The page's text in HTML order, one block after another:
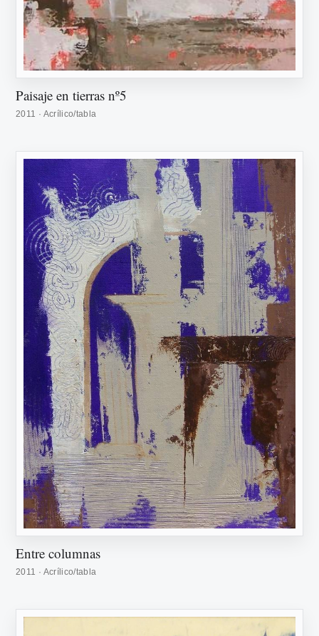
Paisaje en tierras nº5
2011 · Acrílico/tabla
Entre columnas
2011 · Acrílico/tabla